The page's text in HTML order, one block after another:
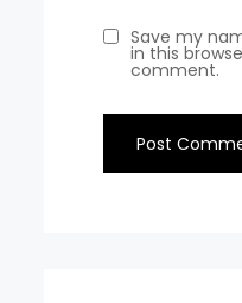
Save my
in this
comment.